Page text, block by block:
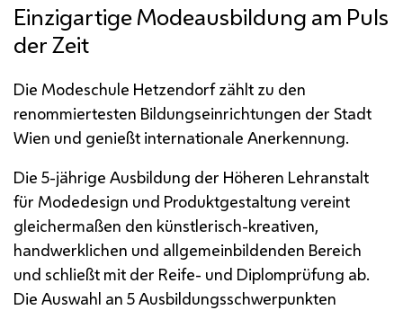
Einzigartige Modeausbildung am Puls
der Zeit
Die Modeschule Hetzendorf zählt zu den
renommiertesten Bildungseinrichtungen der Stadt
Wien und genießt internationale Anerkennung.
Die 5-jährige Ausbildung der Höheren Lehranstalt
für Modedesign und Produktgestaltung vereint
gleichermaßen den künstlerisch-kreativen,
handwerklichen und allgemeinbildenden Bereich
und schließt mit der Reife- und Diplomprüfung ab.
Die Auswahl an 5 Ausbildungsschwerpunkten